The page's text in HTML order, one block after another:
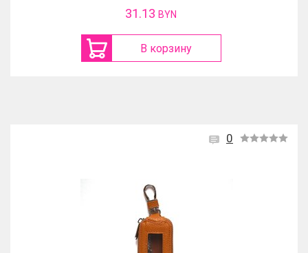
31.13 BYN
В корзину
0